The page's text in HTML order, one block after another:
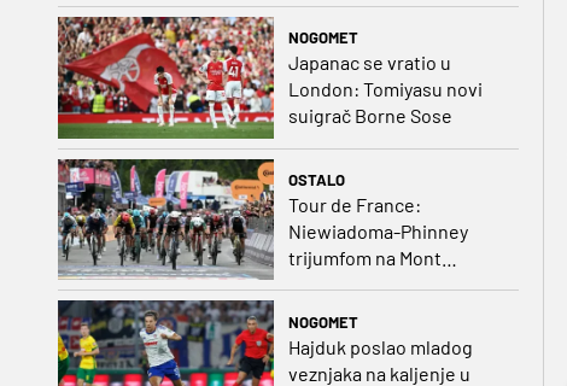
NOGOMET
Japanac se vratio u
London: Tomiyasu novi
suigrač Borne Sose
OSTALO
Tour de France:
Niewiadoma-Phinney
trijumfom na Mont
Ventoux preuzela žutu
NOGOMET
Hajduk poslao mladog
veznjaka na kaljenje u